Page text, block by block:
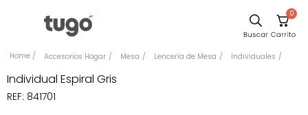
0
Accesorios Hogar Mesa Lencería de Mesa Individuales
Individual Espiral Gris
REF: 841701
Comedor
Escritorio